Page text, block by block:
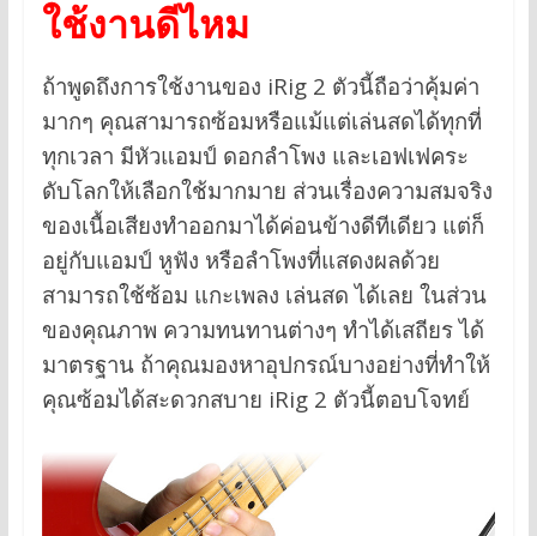
ใช้งานดีไหม
ถ้าพูดถึงการใช้งานของ iRig 2 ตัวนี้ถือว่าคุ้มค่า
มากๆ คุณสามารถซ้อมหรือแม้แต่เล่นสดได้ทุกที่
ทุกเวลา มีหัวแอมป์ ดอกลำโพง และเอฟเฟคระ
ดับโลกให้เลือกใช้มากมาย ส่วนเรื่องความสมจริง
ของเนื้อเสียงทำออกมาได้ค่อนข้างดีทีเดียว แต่ก็
อยู่กับแอมป์ หูฟัง หรือลำโพงที่แสดงผลด้วย
สามารถใช้ซ้อม แกะเพลง เล่นสด ได้เลย ในส่วน
ของคุณภาพ ความทนทานต่างๆ ทำได้เสถียร ได้
มาตรฐาน ถ้าคุณมองหาอุปกรณ์บางอย่างที่ทำให้
คุณซ้อมได้สะดวกสบาย iRig 2 ตัวนี้ตอบโจทย์